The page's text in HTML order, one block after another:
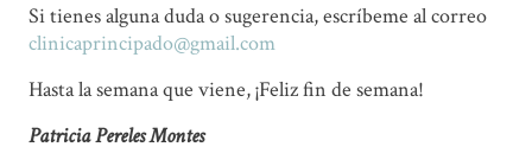
Si tienes alguna duda o sugerencia, escríbeme al correo
clinicaprincipado@gmail.com
Hasta la semana que viene, ¡Feliz fin de semana!
Patricia Pereles Montes